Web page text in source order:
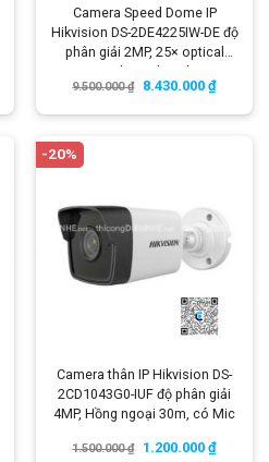
Camera Speed Dome IP
Hikvision DS-2DE4225IW-DE độ
phân giải 2MP, 25× optical
zoom and 16× digital zoom
9.500.000₫ 8.430.000 ₫
-20%
Camera thân IP Hikvision DS-
2CD1043G0-IUF độ phân giải
4MP, Hồng ngoại 30m, có Mic
1.500.000₫ 1.200.000 ₫